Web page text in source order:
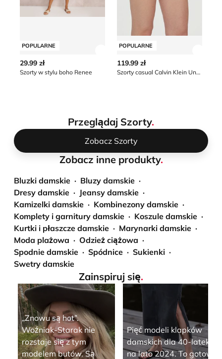
POPULARNE
29.99 zł
Szorty w stylu boho Renee
POPULARNE
119.99 zł
Szorty casual Calvin Klein Underwear
Przeglądaj Szorty.
Zobacz Szorty
Zobacz inne produkty.
Bluzki damskie
Bluzy damskie
Dresy damskie
Jeansy damskie
Kamizelki damskie
Kombinezony damskie
Komplety i garnitury damskie
Koszule damskie
Kurtki i płaszcze damskie
Marynarki damskie
Moda plażowa
Odzież ciążowa
Spodnie damskie
Spódnice
Sukienki
Swetry damskie
Zainspiruj się.
„Znowu są hot”.
Woźniak-Starak nie
rozstaje się z tym
modelem butów. Są
Pięć modeli klapków
damskich dla 40-latek
na lato 2024. To gotowa